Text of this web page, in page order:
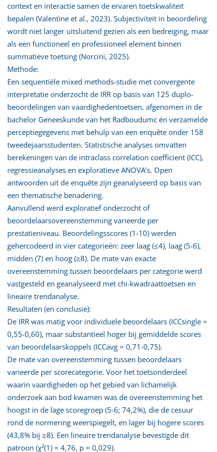
context en interactie samen de ervaren toetskwaliteit
bepalen (Valentine et al., 2023). Subjectiviteit in beoordeling
wordt niet langer uitsluitend gezien als een bedreiging, maar
als een functioneel en professioneel element binnen
summatieve toetsing (Norcini, 2025).
Methode:
Een sequentiële mixed methods-studie met convergente
interpretatie onderzocht de IRR op basis van 125 duplo-
beoordelingen van vaardighedentoetsen, afgenomen in de
bachelor Geneeskunde van het Radboudumc én verzamelde
perceptiegegevens met behulp van een enquête onder 158
tweedejaarsstudenten. Statistische analyses omvatten
berekeningen van de intraclass correlation coefficient (ICC),
regressieanalyses en exploratieve ANOVA’s. Open
antwoorden uit de enquête zijn geanalyseerd op basis van
een thematische benadering.
Aanvullend werd exploratief onderzocht of
beoordelaarsovereenstemming varieerde per
prestatieniveau. Beoordelingsscores (1-10) werden
gehercodeerd in vier categorieën: zeer laag (≤4), laag (5-6),
midden (7) en hoog (≥8). De mate van exacte
overeenstemming tussen beoordelaars per categorie werd
vastgesteld en geanalyseerd met chi-kwadraattoetsen en
lineaire trendanalyse.
Resultaten (en conclusie):
De IRR was matig voor individuele beoordelaars (ICCsingle =
0,55-0,60), maar substantieel hoger bij gemiddelde scores
van beoordelaarskoppels (ICCavg = 0,71-0,75).
De mate van overeenstemming tussen beoordelaars
varieerde per scorecategorie. Voor het toetsonderdeel
waarin vaardigheden op het gebied van lichamelijk
onderzoek aan bod kwamen was de overeenstemming het
hoogst in de lage scoregroep (5-6; 74,2%), die de cesuur
rond de normering weerspiegelt, en lager bij hogere scores
(43,8% bij ≥8). Een lineaire trendanalyse bevestigde dit
patroon (χ²(1) = 4,76, p = 0,029).